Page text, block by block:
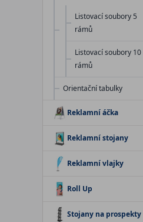
Listovací soubory 5
rámů
Listovací soubory 10
rámů
Orientační tabulky
Reklamní áčka
Reklamní stojany
Reklamní vlajky
Roll Up
Stojany na prospekty